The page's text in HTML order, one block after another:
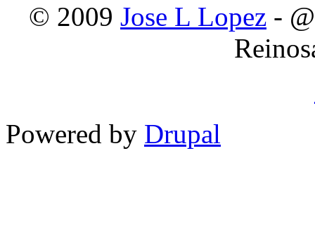
© 2009 Jose L Lopez -
Powered by Drupal